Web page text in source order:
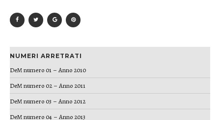
NUMERI ARRETRATI
DeM numero 01 – Anno 2010
DeM numero 02 – Anno 2011
DeM numero 03 – Anno 2012
DeM numero 04 – Anno 2013